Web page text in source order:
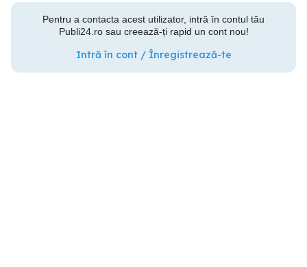
Pentru a contacta acest utilizator, intră în contul tău
Publi24.ro sau creează-ți rapid un cont nou!
Intră în cont / Înregistrează-te